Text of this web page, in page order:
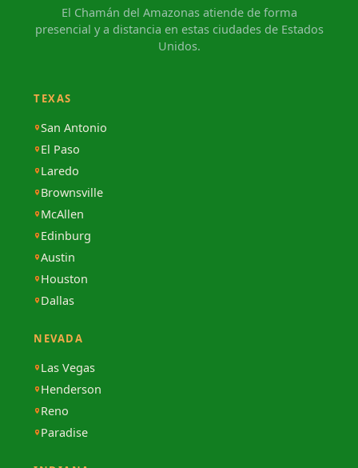
El Chamán del Amazonas atiende de forma
presencial y a distancia en estas ciudades de Estados
Unidos.
TEXAS
San Antonio
El Paso
Laredo
Brownsville
McAllen
Edinburg
Austin
Houston
Dallas
NEVADA
Las Vegas
Henderson
Reno
Paradise